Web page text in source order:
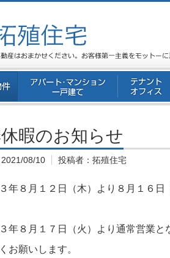
暇のお知らせ
2021/08/10 投稿者： 拓殖住宅
年８月１２日（木）より８月１６日
年８月１７日（火）より通常営業と
お願いします。